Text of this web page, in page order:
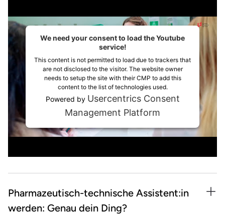
We need your consent to load the Youtube
service!
This content is not permitted to load due to trackers that
are not disclosed to the visitor. The website owner
needs to setup the site with their CMP to add this
content to the list of technologies used.
Powered by Usercentrics Consent
Management Platform
Pharmazeutisch-technische Assistent:in
werden: Genau dein Ding?